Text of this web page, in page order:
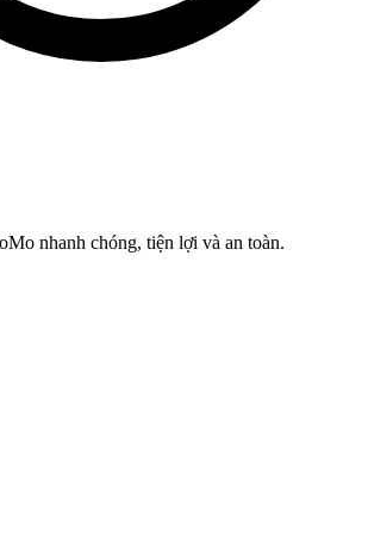
nhanh chóng, tiện lợi và an toàn.